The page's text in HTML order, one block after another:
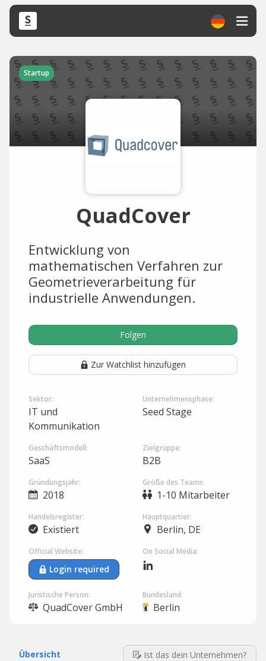
Startup
QuadCover
Entwicklung von
mathematischen Verfahren zur
Geometrieverarbeitung für
industrielle Anwendungen.
Folgen
Zur Watchlist hinzufügen
Sektor:
IT und
Kommunikation
Unternehmensphase:
Seed Stage
Geschäftsmodell:
SaaS
Zielgruppe:
B2B
Gründungsjahr:
2018
Größe des Teams:
1-10 Mitarbeiter
Handelsregister:
Existiert
Hauptquartier:
Berlin, DE
Official Website:
Login required
On Social Media:
Juristische Person:
QuadCover GmbH
Bundesland:
Berlin
Übersicht Ist das dein Unternehmen?